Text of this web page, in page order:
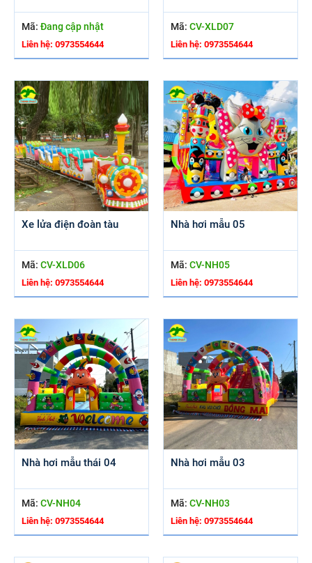
Mã: Đang cập nhật
Liên hệ: 0973554644
Mã: CV-XLD07
Liên hệ: 0973554644
Xe lửa điện đoàn tàu
Mã: CV-XLD06
Liên hệ: 0973554644
Nhà hơi mẫu 05
Mã: CV-NH05
Liên hệ: 0973554644
Nhà hơi mẫu thái 04
Mã: CV-NH04
Liên hệ: 0973554644
Nhà hơi mẫu 03
Mã: CV-NH03
Liên hệ: 0973554644